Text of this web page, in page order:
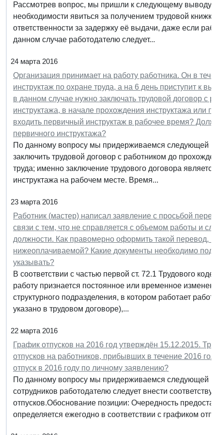
Рассмотрев вопрос, мы пришли к следующему выводу:
необходимости явиться за получением трудовой
ответственности за задержку её выдачи, даже если
данном случае работодателю следует...
24 марта 2016
Организация принимает на работу работника. Он в
инструктаж по охране труда, а на 6 день приступит к
в данном случае нужно заключать трудовой договор с
инструктажа, в начале прохождения инструктажа или
входить первичный инструктаж в рабочее время?
первичного инструктажа?
По данному вопросу мы придерживаемся следующей
заключить трудовой договор с работником до
труда; именно заключение трудового договора
инструктажа на рабочем месте. Время...
23 марта 2016
Работник (мастер) написал заявление с просьбой
связи с тем, что не справляется с объемом работы и
должности. Как правомерно оформить такой перевод,
нижеоплачиваемой? Какие документы необходимо
указывать?
В соответствии с частью первой ст. 72.1 Трудового
работу признается постоянное или временное
структурного подразделения, в котором работает
указано в трудовом договоре),...
22 марта 2016
График отпусков на 2016 год утверждён 15.12.2015.
отпусков на работников, прибывших в течение 2016
отпуск в 2016 году по личному заявлению?
По данному вопросу мы придерживаемся следующей
сотрудников работодателю следует внести
отпусков.Обоснование позиции: Очередность
определяется ежегодно в соответствии с графиком